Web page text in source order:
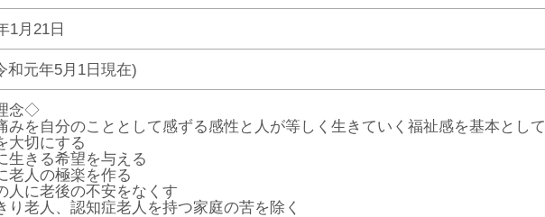
1月21日
和元年5月1日現在)
念◇
みを自分のこととして感ずる感性と人が等しく生きていく福祉感を基本として
大切にする
生きる希望を与える
老人の極楽を作る
人に老後の不安をなくす
り老人、認知症老人を持つ家庭の苦を除く